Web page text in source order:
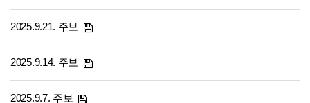
2025.9.21. 주보
2025.9.14. 주보
2025.9.7. 주보